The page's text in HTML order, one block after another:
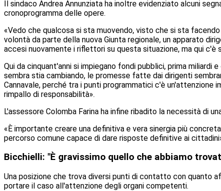
Il sindaco Andrea Annunziata ha inoltre evidenziato alcuni
cronoprogramma delle opere.
«Vedo che qualcosa si sta muovendo, visto che si sta
volontà da parte della nuova Giunta regionale, un apparato
accesi nuovamente i riflettori su questa situazione, ma qui
Qui da cinquant'anni si impiegano fondi pubblici, prima
sembra stia cambiando, le promesse fatte dai dirigenti
Cannavale, perché tra i punti programmatici c'è
rimpallo di responsabilità».
L'assessore Colomba Farina ha infine ribadito la necessità di
«È importante creare una definitiva e vera sinergia più
percorso comune capace di dare risposte definitive ai
Bicchielli: "È gravissimo quello che abbiamo
Una posizione che trova diversi punti di contatto con quanto
portare il caso all'attenzione degli organi competenti.